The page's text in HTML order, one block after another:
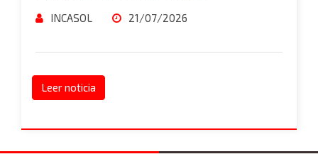
INCASOL 21/07/2026
Leer noticia